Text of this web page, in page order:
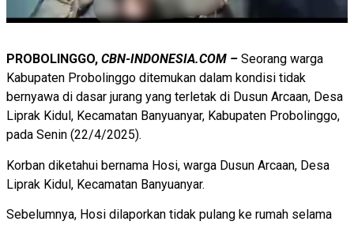
PROBOLINGGO, CBN-INDONESIA.COM – Seorang warga
Kabupaten Probolinggo ditemukan dalam kondisi tidak
bernyawa di dasar jurang yang terletak di Dusun Arcaan, Desa
Liprak Kidul, Kecamatan Banyuanyar, Kabupaten Probolinggo,
pada Senin (22/4/2025).
Korban diketahui bernama Hosi, warga Dusun Arcaan, Desa
Liprak Kidul, Kecamatan Banyuanyar.
Sebelumnya, Hosi dilaporkan tidak pulang ke rumah selama